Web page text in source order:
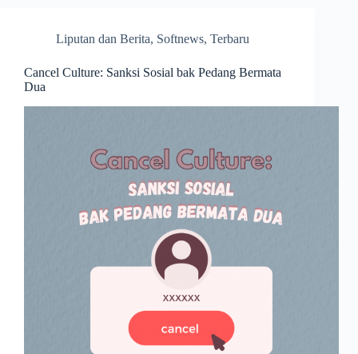
Liputan dan Berita, Softnews, Terbaru
Cancel Culture: Sanksi Sosial bak Pedang Bermata
Dua